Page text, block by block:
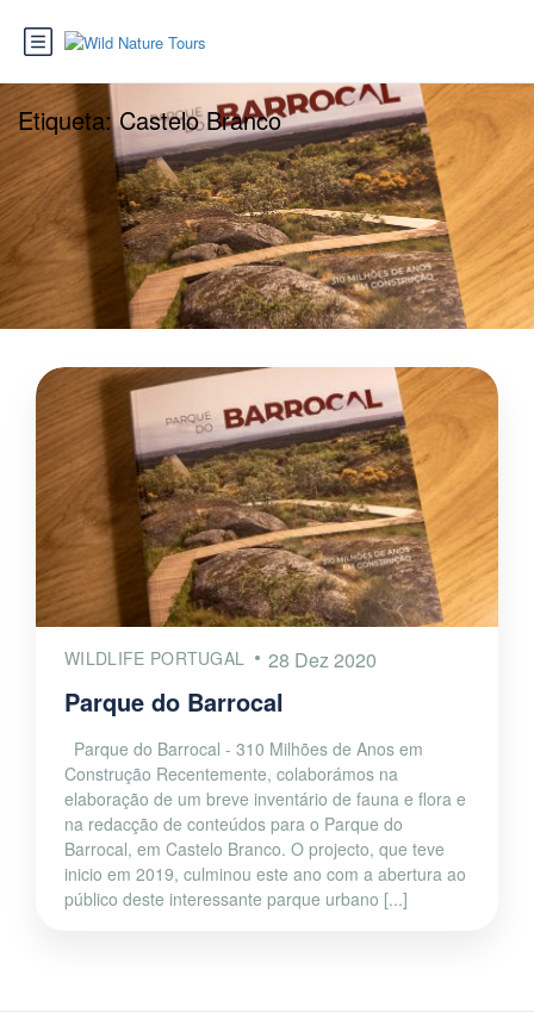
Etiqueta:Castelo Branco
WILDLIFE PORTUGAL 28 Dez 2020
Parque do Barrocal
Parque do Barrocal - 310 Milhões de Anos em
Construção Recentemente, colaborámos na
elaboração de um breve inventário de fauna e flora e
na redacção de conteúdos para o Parque do
Barrocal, em Castelo Branco. O projecto, que teve
inicio em 2019, culminou este ano com a abertura ao
público deste interessante parque urbano [...]